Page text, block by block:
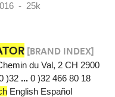
- 25k
[BRAND INDEX]
du Val, 2 CH 2900
)32 ... 0 )32 466 80 18
English Español